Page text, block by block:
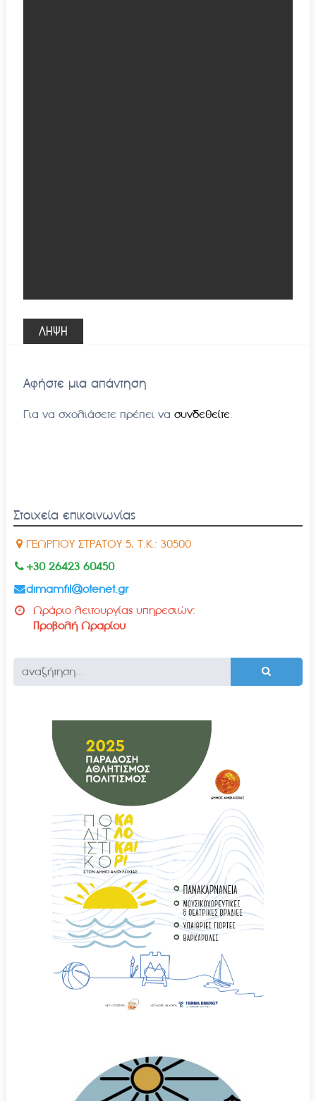
ΛΗΨΗ
Αφήστε μια απάντηση
Για να σχολιάσετε πρέπει να συνδεθείτε.
Στοιχεία επικοινωνίας
ΓΕΩΡΓΙΟΥ ΣΤΡΑΤΟΥ 5, Τ.Κ.: 30500
+30 26423 60450
dimamfil@otenet.gr
Ωράριο λειτουργίας υπηρεσιών:
Προβολή Ωραρίου